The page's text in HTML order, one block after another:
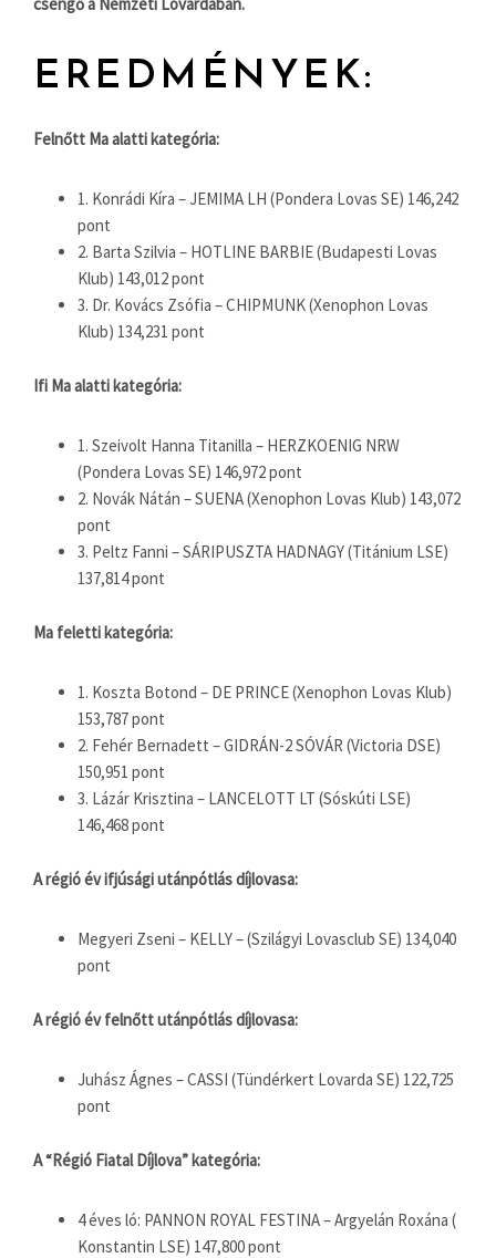
EREDMÉNYEK:
Felnőtt Ma alatti kategória:
1. Konrádi Kíra – JEMIMA LH (Pondera Lovas SE) 146,242
pont
2. Barta Szilvia – HOTLINE BARBIE (Budapesti Lovas
Klub) 143,012 pont
3. Dr. Kovács Zsófia – CHIPMUNK (Xenophon Lovas
Klub) 134,231 pont
Ifi Ma alatti kategória:
1. Szeivolt Hanna Titanilla – HERZKOENIG NRW
(Pondera Lovas SE) 146,972 pont
2. Novák Nátán – SUENA (Xenophon Lovas Klub) 143,072
pont
3. Peltz Fanni – SÁRIPUSZTA HADNAGY (Titánium LSE)
137,814 pont
Ma feletti kategória:
1. Koszta Botond – DE PRINCE (Xenophon Lovas Klub)
153,787 pont
2. Fehér Bernadett – GIDRÁN-2 SÓVÁR (Victoria DSE)
150,951 pont
3. Lázár Krisztina – LANCELOTT LT (Sóskúti LSE)
146,468 pont
A régió év ifjúsági utánpótlás díjlovasa:
Megyeri Zseni – KELLY – (Szilágyi Lovasclub SE) 134,040
pont
A régió év felnőtt utánpótlás díjlovasa:
Juhász Ágnes – CASSI (Tündérkert Lovarda SE) 122,725
pont
A “Régió Fiatal Díjlova” kategória:
4 éves ló: PANNON ROYAL FESTINA – Argyelán Roxána (
Konstantin LSE) 147,800 pont